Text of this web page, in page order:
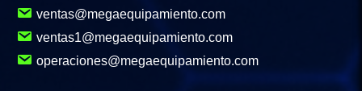
ventas@megaequipamiento.com
ventas1@megaequipamiento.com
operaciones@megaequipamiento.com